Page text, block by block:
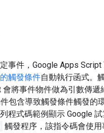
事件，Google Apps Script
觸發條件自動執行函式。
會將事件物件做為引數傳遞
包含導致觸發條件觸發的
程式碼範例顯示 Google
觸發程序，該指令碼會使